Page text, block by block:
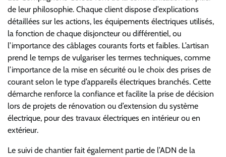
de leur philosophie. Chaque client dispose d’explications
détaillées sur les actions, les équipements électriques utilisés,
la fonction de chaque disjoncteur ou différentiel, ou
l’importance des câblages courants forts et faibles. L’artisan
prend le temps de vulgariser les termes techniques, comme
l’importance de la mise en sécurité ou le choix des prises de
courant selon le type d’appareils électriques branchés. Cette
démarche renforce la confiance et facilite la prise de décision
lors de projets de rénovation ou d’extension du système
électrique, pour des travaux électriques en intérieur ou en
extérieur.
Le suivi de chantier fait également partie de l’ADN de la